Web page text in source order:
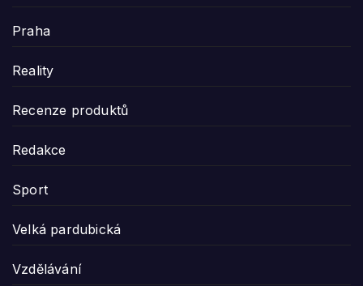
Praha
Reality
Recenze produktů
Redakce
Sport
Velká pardubická
Vzdělávání